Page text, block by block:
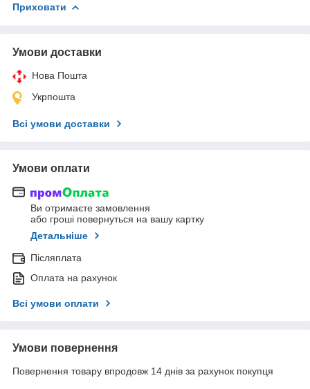
Приховати
Умови доставки
Нова Пошта
Укрпошта
Всі умови доставки
Умови оплати
Ви отримаєте замовлення
або гроші повернуться на вашу картку
Детальніше
Післяплата
Оплата на рахунок
Всі умови оплати
Умови повернення
Повернення товару впродовж 14 днів за рахунок покупця